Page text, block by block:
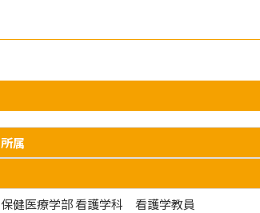
所属
保健医療学部 看護学科 看護学教員